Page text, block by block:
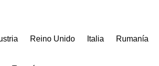
Reino Unido Italia Rumanía